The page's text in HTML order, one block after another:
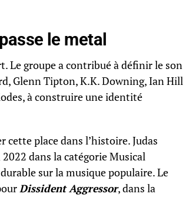
le metal
Le groupe a contribué à définir le son
Glenn Tipton, K.K. Downing, Ian Hill
à construire une identité
place dans l’histoire. Judas
dans la catégorie Musical
sur la musique populaire. Le
Dissident Aggressor, dans la